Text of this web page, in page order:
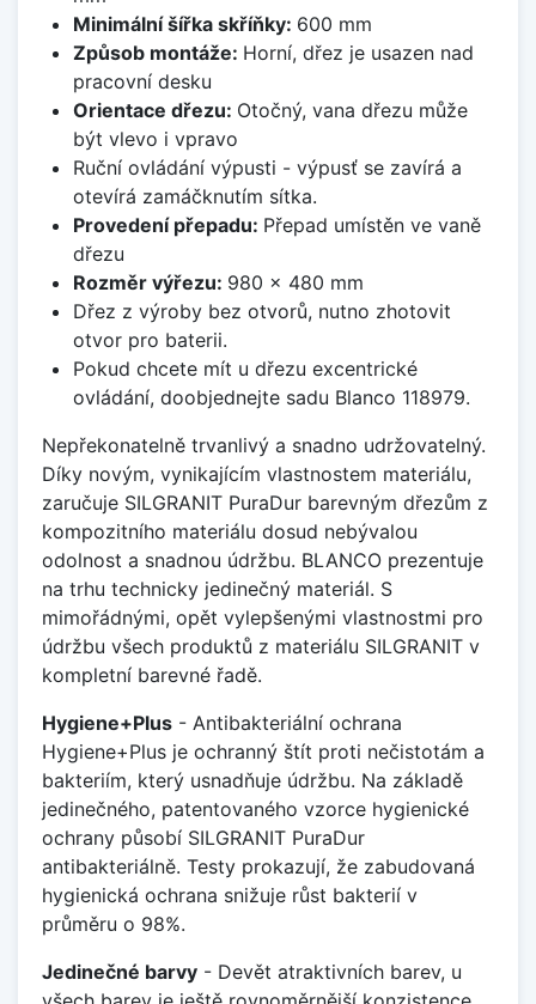
Minimální šířka skříňky: 600 mm
Způsob montáže: Horní, dřez je usazen nad
pracovní desku
Orientace dřezu: Otočný, vana dřezu může
být vlevo i vpravo
Ruční ovládání výpusti - výpusť se zavírá a
otevírá zamáčknutím sítka.
Provedení přepadu: Přepad umístěn ve vaně
dřezu
Rozměr výřezu: 980 x 480 mm
Dřez z výroby bez otvorů, nutno zhotovit
otvor pro baterii.
Pokud chcete mít u dřezu excentrické
ovládání, doobjednejte sadu Blanco 118979.
Nepřekonatelně trvanlivý a snadno udržovatelný.
Díky novým, vynikajícím vlastnostem materiálu,
zaručuje SILGRANIT PuraDur barevným dřezům z
kompozitního materiálu dosud nebývalou
odolnost a snadnou údržbu. BLANCO prezentuje
na trhu technicky jedinečný materiál. S
mimořádnými, opět vylepšenými vlastnostmi pro
údržbu všech produktů z materiálu SILGRANIT v
kompletní barevné řadě.
Hygiene+Plus - Antibakteriální ochrana
Hygiene+Plus je ochranný štít proti nečistotám a
bakteriím, který usnadňuje údržbu. Na základě
jedinečného, patentovaného vzorce hygienické
ochrany působí SILGRANIT PuraDur
antibakteriálně. Testy prokazují, že zabudovaná
hygienická ochrana snižuje růst bakterií v
průměru o 98%.
Jedinečné barvy - Devět atraktivních barev, u